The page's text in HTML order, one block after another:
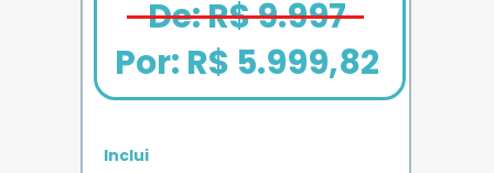
Inclui
De: R$ 9.997
Por: R$ 5.999,82